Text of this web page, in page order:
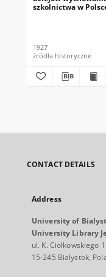
szkolnictwa w
1927
źródła historyczne
CONTACT DETAILS
Address
University of
University Library
ul. K. Ciołkowskiego
15-245 Bialystok,